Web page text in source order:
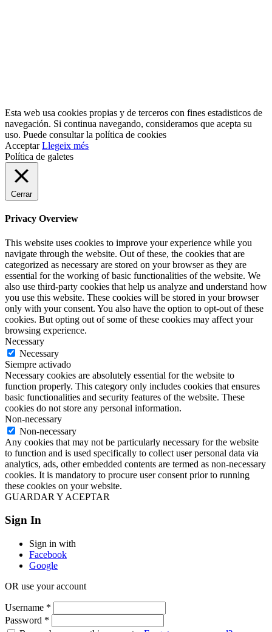
Esta web usa cookies propias y de terceros con fines estadisticos de
navegación. Si continua navegando, consideramos que acepta su
uso. Puede consultar la política de cookies
Acceptar Llegeix més
Política de galetes
Cerrar
Privacy Overview
This website uses cookies to improve your experience while you
navigate through the website. Out of these, the cookies that are
categorized as necessary are stored on your browser as they are
essential for the working of basic functionalities of the website. We
also use third-party cookies that help us analyze and understand how
you use this website. These cookies will be stored in your browser
only with your consent. You also have the option to opt-out of these
cookies. But opting out of some of these cookies may affect your
browsing experience.
Necessary
Necessary
Siempre activado
Necessary cookies are absolutely essential for the website to
function properly. This category only includes cookies that ensures
basic functionalities and security features of the website. These
cookies do not store any personal information.
Non-necessary
Non-necessary
Any cookies that may not be particularly necessary for the website
to function and is used specifically to collect user personal data via
analytics, ads, other embedded contents are termed as non-necessary
cookies. It is mandatory to procure user consent prior to running
these cookies on your website.
GUARDAR Y ACEPTAR
Sign In
Sign in with
Facebook
Google
OR use your account
Username *
Password *